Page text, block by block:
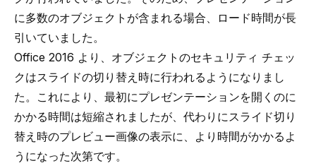
に多数のオブジェクトが含まれる場合、ロード時間が長
引いていました。
Office 2016 より、オブジェクトのセキュリティ チェッ
クはスライドの切り替え時に行われるようになりまし
た。これにより、最初にプレゼンテーションを開くのに
かかる時間は短縮されましたが、代わりにスライド切り
替え時のプレビュー画像の表示に、より時間がかかるよ
うになった次第です。